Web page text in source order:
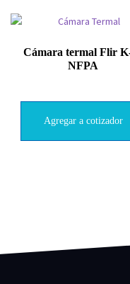
Cámara termal Flir
NFPA
Agregar a cotizador